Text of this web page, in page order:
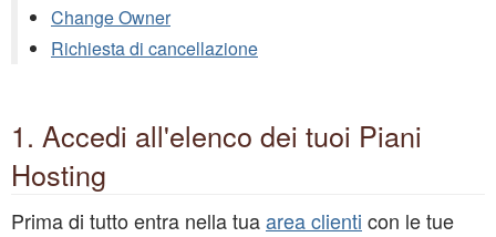
Change Owner
Richiesta di cancellazione
1. Accedi all'elenco dei tuoi Piani
Hosting
Prima di tutto entra nella tuaarea clienti con le tue